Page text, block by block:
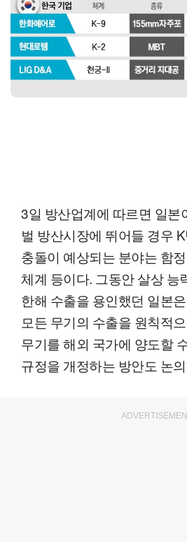
3일 방산업계에 따르면 일본
벌 방산시장에 뛰어들 경우
충돌이 예상되는 분야는 함
체계 등이다. 그동안 살상 능
한해 수출을 용인했던 일본
모든 무기의 수출을 원칙적
무기를 해외 국가에 양도할
규정을 개정하는 방안도 논